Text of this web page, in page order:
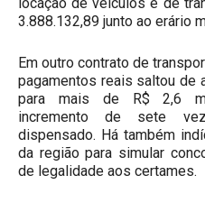
locação de veículos e de
3.888.132,89 junto ao erário
Em outro contrato de
pagamentos reais saltou de
para mais de R$ 2,6
incremento de sete
dispensado. Há também
da região para simular
de legalidade aos certames.